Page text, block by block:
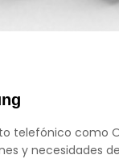
telefónico como
y necesidades